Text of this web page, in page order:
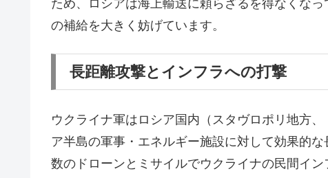
ため、ロシアは海上輸送に頼らざるを得なくな
の補給を大きく妨げています。
長距離攻撃とインフラへの打撃
ウクライナ軍はロシア国内（スタヴロポリ地方
ア半島の軍事・エネルギー施設に対して効果的
数のドローンとミサイルでウクライナの民間イ